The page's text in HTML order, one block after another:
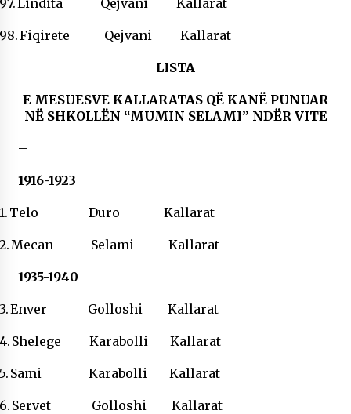
Lindita Qejvani Kallarat
Fiqirete Qejvani Kallarat
LISTA
E MESUESVE KALLARATAS QË KANË PUNUAR
NË SHKOLLËN “MUMIN SELAMI” NDËR VITE
–
1916-1923
Telo Duro Kallarat
Mecan Selami Kallarat
1935-1940
Enver Golloshi Kallarat
Shelege Karabolli Kallarat
Sami Karabolli Kallarat
Servet Golloshi Kallarat